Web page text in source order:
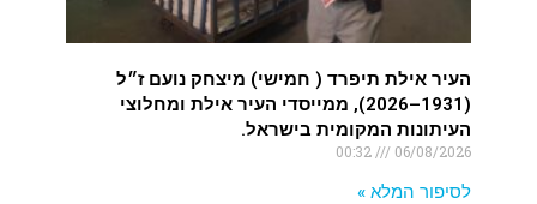
העיר אילת תיפרד ( חמישי) מיצחק נועם ז״ל
(1931–2026), ממייסדי העיר אילת ומחלוצי
העיתונות המקומית בישראל.
06/08/2026
לסיפור המלא »